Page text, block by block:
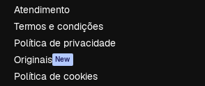
Atendimento
Termos e condições
Política de privacidade
Originais New
Política de cookies